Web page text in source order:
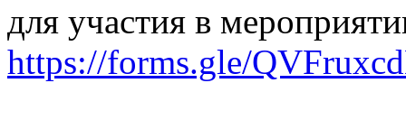
для участия в
https://forms.gle/